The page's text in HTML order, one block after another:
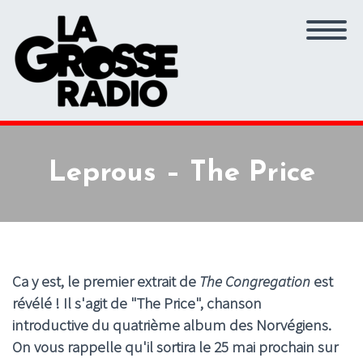
Leprous – The Price
Ca y est, le premier extrait de The Congregation est
révélé ! Il s'agit de "The Price", chanson
introductive du quatrième album des Norvégiens.
On vous rappelle qu'il sortira le 25 mai prochain sur